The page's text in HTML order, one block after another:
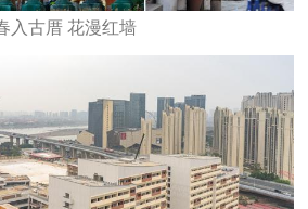
入古厝 花漫红墙